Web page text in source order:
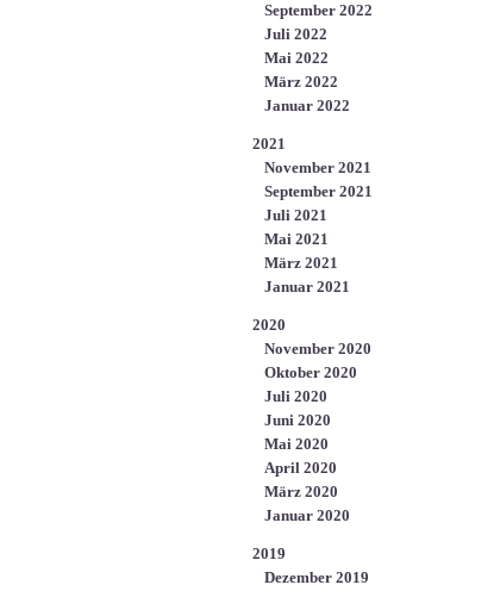
September 2022
Juli 2022
Mai 2022
März 2022
Januar 2022
2021
November 2021
September 2021
Juli 2021
Mai 2021
März 2021
Januar 2021
2020
November 2020
Oktober 2020
Juli 2020
Juni 2020
Mai 2020
April 2020
März 2020
Januar 2020
2019
Dezember 2019